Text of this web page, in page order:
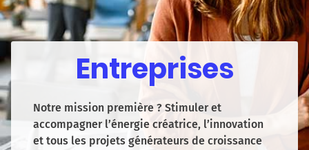
Entreprises
Notre mission première ? Stimuler et
accompagner l’énergie créatrice, l’innovation
et tous les projets générateurs de croissance